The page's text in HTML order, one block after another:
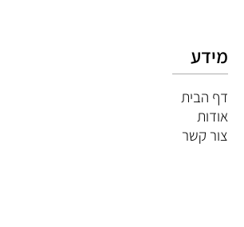
מידע
דף הבית
אודות
צור קשר